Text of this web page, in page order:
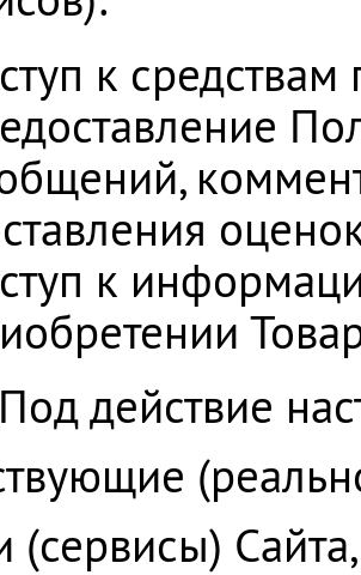
к
к
действие
(сервисы)